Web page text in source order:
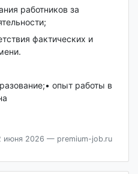
работников за
фактических и
опыт работы в
июня 2026 — premium-job.ru